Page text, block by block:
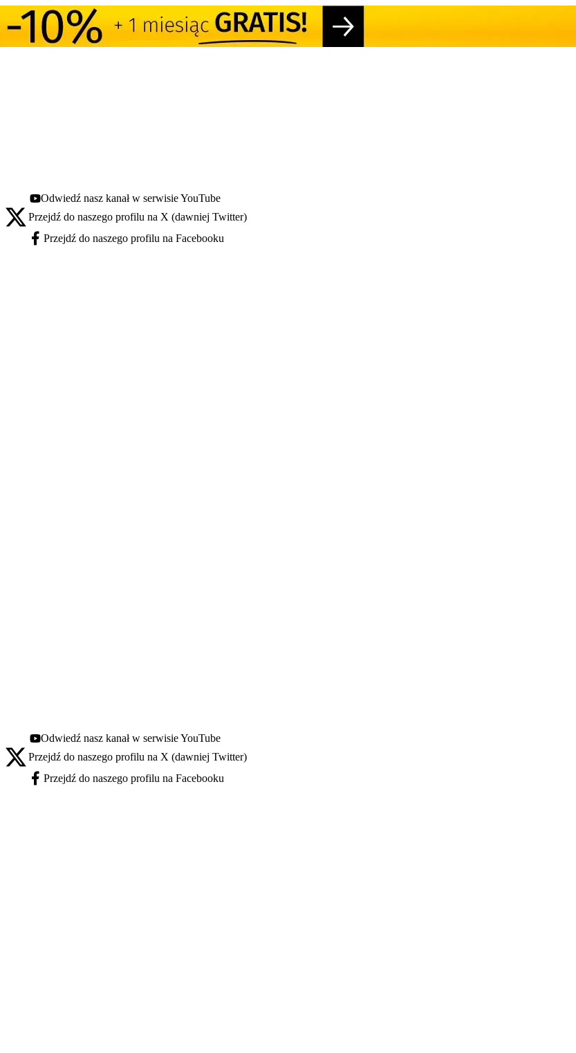
Youtube - otwiera się w nowej karcie
Odwiedź nasz kanał w serwisie YouTube
X - otwiera się w nowej karcie
Przejdź do naszego profilu na X (dawniej Twitter)
Facebook - otwiera się w nowej karcie
Przejdź do naszego profilu na Facebooku
Youtube - otwiera się w nowej karcie
Odwiedź nasz kanał w serwisie YouTube
X - otwiera się w nowej karcie
Przejdź do naszego profilu na X (dawniej Twitter)
Facebook - otwiera się w nowej karcie
Przejdź do naszego profilu na Facebooku